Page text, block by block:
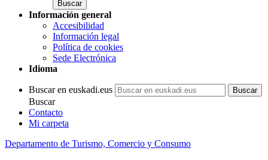
Información general
Accesibilidad
Información legal
Política de cookies
Sede Electrónica
Idioma
Buscar en euskadi.eus
Buscar
Contacto
Mi carpeta
Departamento de Turismo, Comercio y Consumo